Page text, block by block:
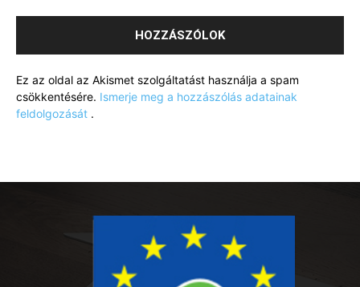
Ez az oldal az Akismet szolgáltatást használja a spam
csökkentésére. Ismerje meg a hozzászólás adatainak
feldolgozását .